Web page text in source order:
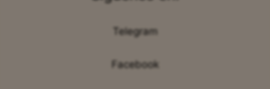
Telegram
Facebook